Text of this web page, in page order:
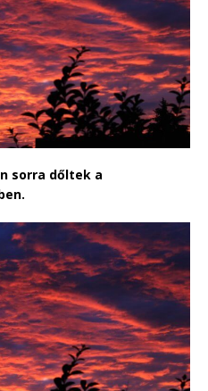
sorra dőltek a